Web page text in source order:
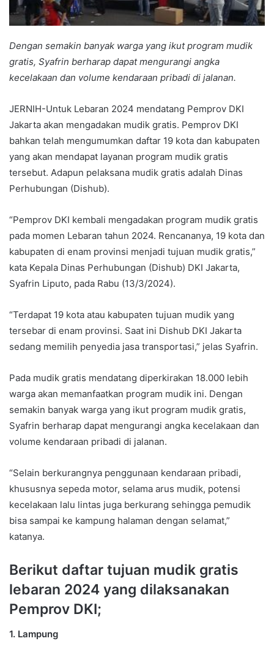
Dengan semakin banyak warga yang ikut program mudik
gratis, Syafrin berharap dapat mengurangi angka
kecelakaan dan volume kendaraan pribadi di jalanan.
JERNIH-Untuk Lebaran 2024 mendatang Pemprov DKI
Jakarta akan mengadakan mudik gratis. Pemprov DKI
bahkan telah mengumumkan daftar 19 kota dan kabupaten
yang akan mendapat layanan program mudik gratis
tersebut. Adapun pelaksana mudik gratis adalah Dinas
Perhubungan (Dishub).
“Pemprov DKI kembali mengadakan program mudik gratis
pada momen Lebaran tahun 2024. Rencananya, 19 kota dan
kabupaten di enam provinsi menjadi tujuan mudik gratis,”
kata Kepala Dinas Perhubungan (Dishub) DKI Jakarta,
Syafrin Liputo, pada Rabu (13/3/2024).
“Terdapat 19 kota atau kabupaten tujuan mudik yang
tersebar di enam provinsi. Saat ini Dishub DKI Jakarta
sedang memilih penyedia jasa transportasi,” jelas Syafrin.
Pada mudik gratis mendatang diperkirakan 18.000 lebih
warga akan memanfaatkan program mudik ini. Dengan
semakin banyak warga yang ikut program mudik gratis,
Syafrin berharap dapat mengurangi angka kecelakaan dan
volume kendaraan pribadi di jalanan.
“Selain berkurangnya penggunaan kendaraan pribadi,
khususnya sepeda motor, selama arus mudik, potensi
kecelakaan lalu lintas juga berkurang sehingga pemudik
bisa sampai ke kampung halaman dengan selamat,”
katanya.
Berikut daftar tujuan mudik gratis
lebaran 2024 yang dilaksanakan
Pemprov DKI;
1. Lampung